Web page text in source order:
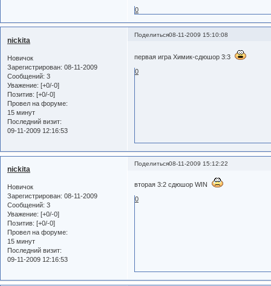
0
Поделиться08-11-2009 15:10:08
nickita
Новичок
Зарегистрирован: 08-11-2009
Сообщений: 3
Уважение: [+0/-0]
Позитив: [+0/-0]
Провел на форуме:
15 минут
Последний визит:
09-11-2009 12:16:53
первая игра Химик-сдюшор 3:3
0
Поделиться08-11-2009 15:12:22
nickita
Новичок
Зарегистрирован: 08-11-2009
Сообщений: 3
Уважение: [+0/-0]
Позитив: [+0/-0]
Провел на форуме:
15 минут
Последний визит:
09-11-2009 12:16:53
вторая 3:2 сдюшор WIN
0